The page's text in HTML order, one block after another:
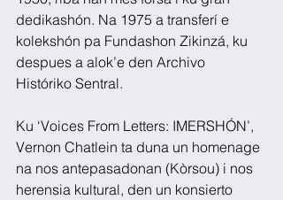
dedikashón. Na 1975 a transferí e
kolekshón pa Fundashon Zikinzá, ku
despues a alok’e den Archivo
Históriko Sentral.
Ku ‘Voices From Letters: IMERSHÓN’,
Vernon Chatlein ta duna un homenage
na nos antepasadonan (Kòrsou) i nos
herensia kultural, den un konsierto